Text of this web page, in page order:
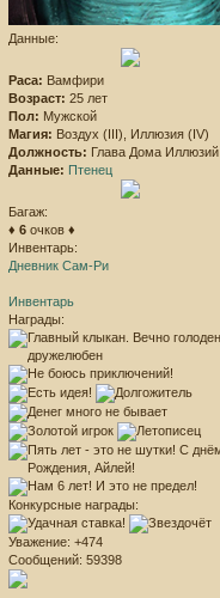
Данные:
Раса: Вамфири
Возраст: 25 лет
Пол: Мужской
Магия: Воздух (III), Иллюзия (IV)
Должность: Глава Дома Иллюзий
Данные: Птенец
Багаж:
♦ 6 очков ♦
Инвентарь:
Дневник Сам-Ри
Инвентарь
Награды:
Конкурсные награды:
Уважение: +474
Сообщений: 59398